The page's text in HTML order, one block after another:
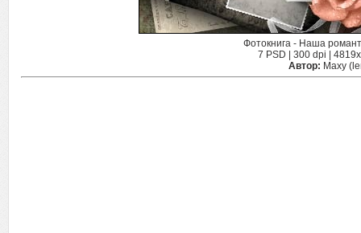
Фотокнига - Наша
7 PSD | 300 dpi |
Автор: Maxy